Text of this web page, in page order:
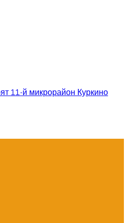
11-й микрорайон Куркино